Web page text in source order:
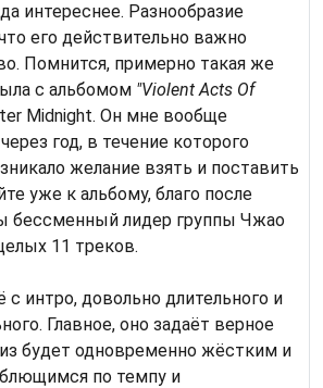
интереснее. Разнообразие
его действительно важно
Помнится, примерно такая же
с альбомом "Violent Acts Of
Midnight. Он мне вообще
год, в течение которого
желание взять и поставить
уже к альбому, благо после
бессменный лидер группы Чжао
11 треков.
с интро, довольно длительного и
Главное, оно задаёт верное
будет одновременно жёстким и
по темпу и